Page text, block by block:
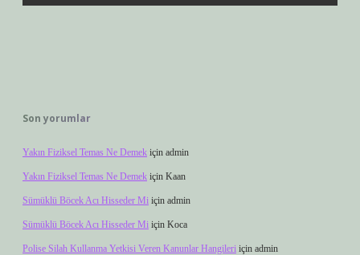
Son yorumlar
Yakın Fiziksel Temas Ne Demek için admin
Yakın Fiziksel Temas Ne Demek için Kaan
Sümüklü Böcek Acı Hisseder Mi için admin
Sümüklü Böcek Acı Hisseder Mi için Koca
Polise Silah Kullanma Yetkisi Veren Kanunlar Hangileri için admin